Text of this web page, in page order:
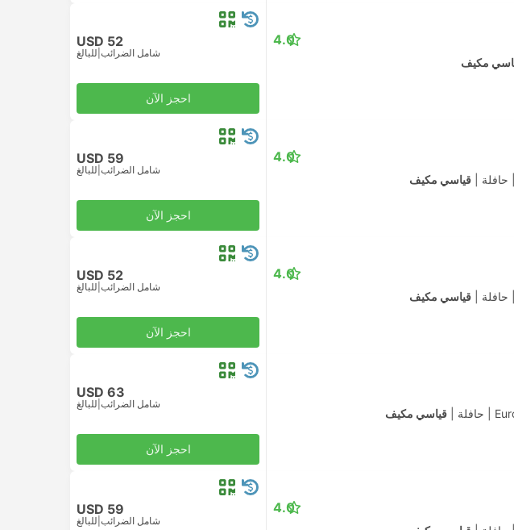
مكيف
4.0
USD 52
شامل الضرائب للبالغ
احجز الآن
حافلة قياسي مكيف
4.0
USD 59
شامل الضرائب للبالغ
احجز الآن
حافلة قياسي مكيف
4.0
USD 52
شامل الضرائب للبالغ
احجز الآن
حافلة قياسي مكيف
USD 63
شامل الضرائب للبالغ
احجز الآن
4.0
USD 59
شامل الضرائب للبالغ